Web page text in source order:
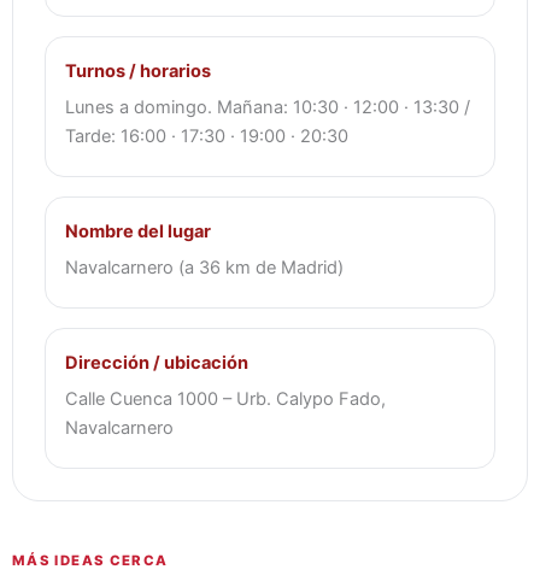
Turnos / horarios
Lunes a domingo. Mañana: 10:30 · 12:00 · 13:30 /
Tarde: 16:00 · 17:30 · 19:00 · 20:30
Nombre del lugar
Navalcarnero (a 36 km de Madrid)
Dirección / ubicación
Calle Cuenca 1000 – Urb. Calypo Fado,
Navalcarnero
MÁS IDEAS CERCA